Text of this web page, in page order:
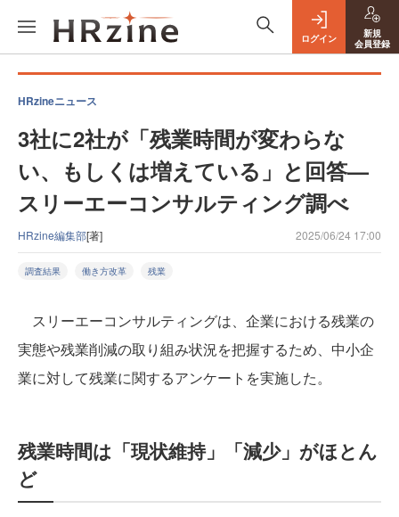
ログイン
新規
会員登録
HRzineニュース
3社に2社が「残業時間が変わらな
い、もしくは増えている」と回答—
スリーエーコンサルティング調べ
HRzine編集部[著] 2025/06/24 17:00
調査結果 働き方改革 残業
スリーエーコンサルティングは、企業における残業の
実態や残業削減の取り組み状況を把握するため、中小企
業に対して残業に関するアンケートを実施した。
残業時間は「現状維持」「減少」がほとん
ど